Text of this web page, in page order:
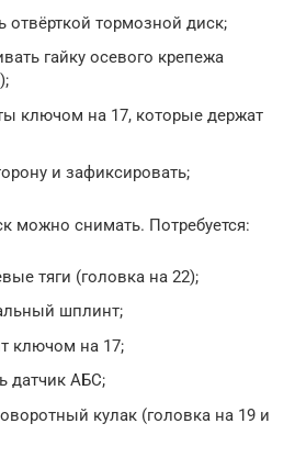
отвёрткой тормозной диск;
гайку осевого крепежа
ключом на 17, которые держат
и зафиксировать;
можно снимать. Потребуется:
тяги (головка на 22);
шплинт;
ключом на 17;
датчик АБС;
кулак (головка на 19 и